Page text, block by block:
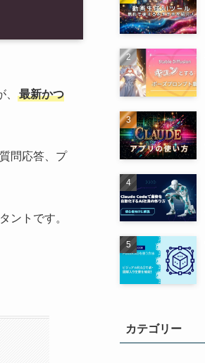
最新かつ
問応答、プ
ントです。
カテゴリー